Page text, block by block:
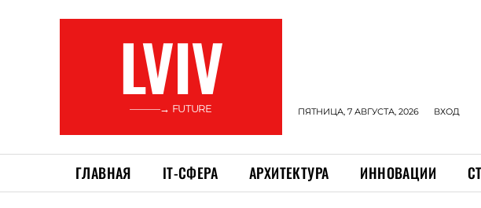
LVIV
———→ FUTURE ПЯТНИЦА, 7 АВГУСТА, 2026 ВХОД
ГЛАВНАЯ ІТ-СФЕРА АРХИТЕКТУРА ИННОВАЦИИ